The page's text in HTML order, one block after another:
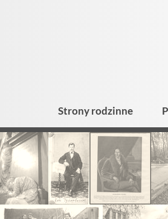
Strony rodzinne